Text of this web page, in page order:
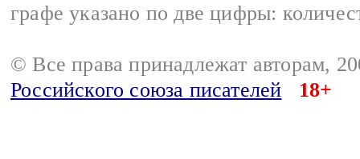
графе указано по две цифры:
© Все права принадлежат авторам,
Российского союза писателей
18+